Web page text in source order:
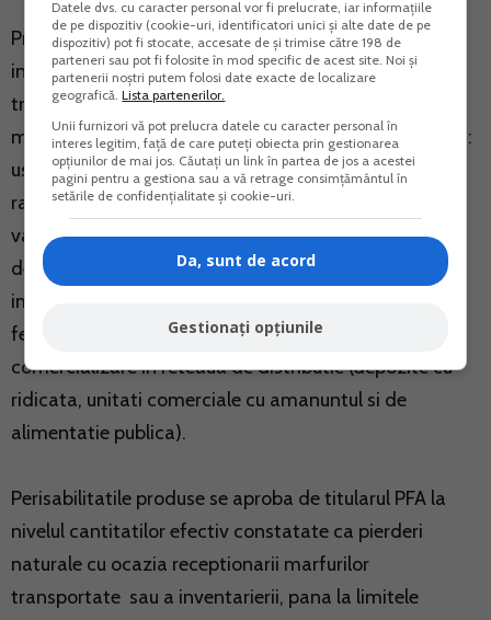
Prin perisabilitati, in sensul prezentelor norme, se
intelege scazamintele care se produc in timpul
transportului, manipularii, depozitarii si desfacerii
marfurilor, determinate de procese naturale cum sunt:
uscare, evaporare, volatilizare, pulverizare, hidroliza,
racire, inghetare, topire, oxidare, aderare la peretii
vagoanelor sau ale vaselor in care sunt transportate,
descompunere, scurgere, imbibare, ingrosare,
imprastiere, faramitare, spargere, inclusiv procese de
fermentare sau alte procese biofizice, in procesul de
comercializare in reteaua de distributie (depozite cu
ridicata, unitati comerciale cu amanuntul si de
alimentatie publica).
Perisabilitatile produse se aproba de titularul PFA la
nivelul cantitatilor efectiv constatate ca pierderi
naturale cu ocazia receptionarii marfurilor
transportate sau a inventarierii, pana la limitele
Datele dvs. cu caracter personal vor fi prelucrate, iar informațiile
de pe dispozitiv (cookie-uri, identificatori unici și alte date de pe
dispozitiv) pot fi stocate, accesate de și trimise către 198 de
parteneri sau pot fi folosite în mod specific de acest site. Noi și
partenerii noștri putem folosi date exacte de localizare
geografică.Lista partenerilor.
Unii furnizori vă pot prelucra datele cu caracter personal în
interes legitim, față de care puteți obiecta prin gestionarea
opțiunilor de mai jos. Căutați un link în partea de jos a acestei
pagini pentru a gestiona sau a vă retrage consimțământul în
setările de confidențialitate și cookie-uri.
Da, sunt de acord
Gestionați opțiunile